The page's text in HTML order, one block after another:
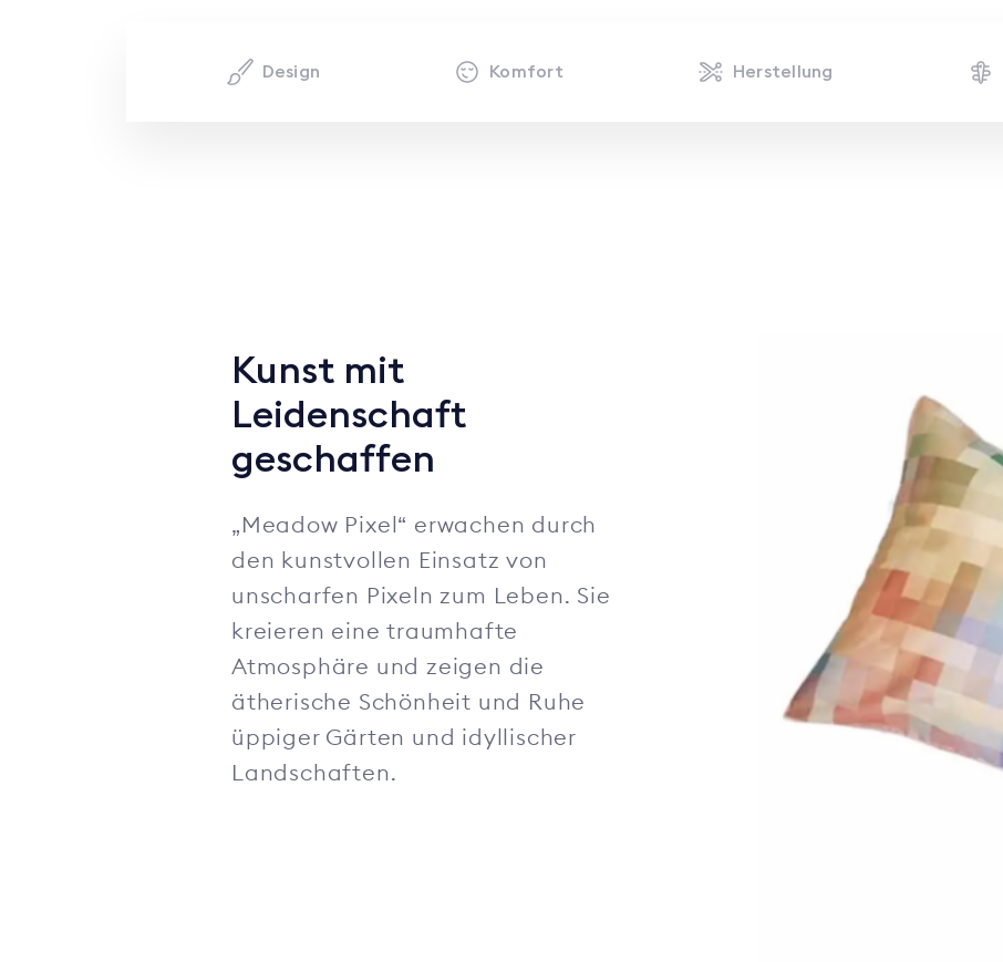
Design Komfort Herstellung
Kunst mit
Leidenschaft
geschaffen
„Meadow Pixel“ erwachen durch
den kunstvollen Einsatz von
unscharfen Pixeln zum Leben. Sie
kreieren eine traumhafte
Atmosphäre und zeigen die
ätherische Schönheit und Ruhe
üppiger Gärten und idyllischer
Landschaften.